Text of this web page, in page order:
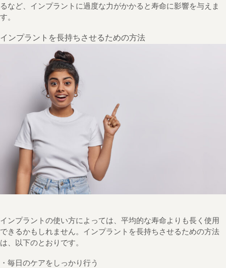
るなど、インプラントに過度な力がかかると寿命に影響を与えま
す。
インプラントを長持ちさせるための方法
インプラントの使い方によっては、平均的な寿命よりも長く使用
できるかもしれません。インプラントを長持ちさせるための方法
は、以下のとおりです。
・毎日のケアをしっかり行う